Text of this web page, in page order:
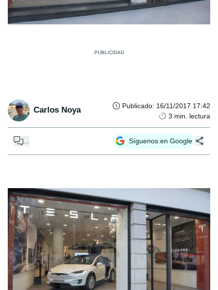
Carlos Noya Publicado: 16/11/2017 17:42
3 min. lectura
Síguenos en Google